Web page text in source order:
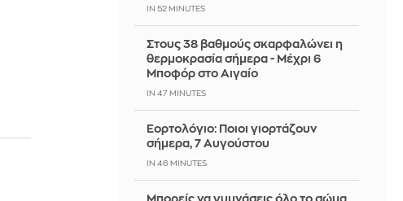
IN 52 MINUTES
Στους 38 βαθμούς σκαρφαλώνει η
θερμοκρασία σήμερα - Μέχρι 6
Μποφόρ στο Αιγαίο
IN 47 MINUTES
Εορτολόγιο: Ποιοι γιορτάζουν
σήμερα, 7 Αυγούστου
IN 46 MINUTES
Μπορείς να γυμνάσεις όλο το σώμα